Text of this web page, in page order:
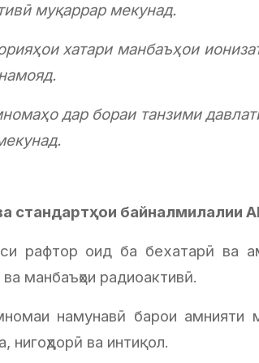
муқаррар мекунад.
хатари манбаъҳои
дар бораи танзими
стандартҳои байналмилалии
рафтор оид ба бехатарӣ ва
ва манбаъҳои радиоактивӣ.
намунавӣ барои амнияти
нигоҳдорӣ ва интиқол.